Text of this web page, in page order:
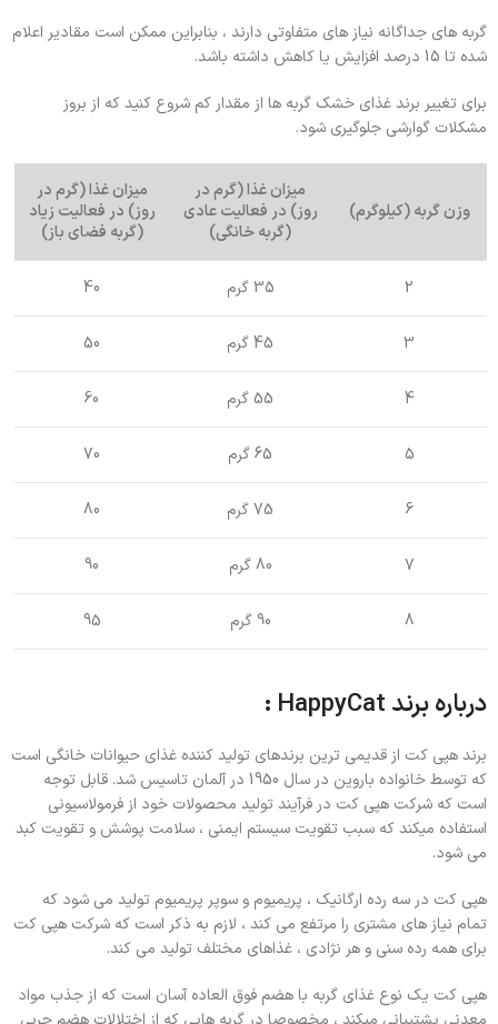
گربه های جداگانه نیاز های متفاوتی دارند ، بنابراین ممکن است مقادیر اعلام
شده تا 15 درصد افزایش یا کاهش داشته باشد.
برای تغییر برند غذای خشک گربه ها از مقدار کم شروع کنید که از بروز
مشکلات گوارشی جلوگیری شود.
وزن گربه (کیلوگرم)
میزان غذا (گرم در
روز) در فعالیت عادی
(گربه خانگی)
میزان غذا (گرم در
روز) در فعالیت زیاد
(گربه فضای باز)
2 35 گرم 40
3 45 گرم 50
4 55 گرم 60
5 65 گرم 70
6 75 گرم 80
7 80 گرم 90
8 90 گرم 95
درباره برند HappyCat :
برند هپی کت از قدیمی ترین برندهای تولید کننده غذای حیوانات خانگی است
که توسط خانواده باروین در سال 1950 در آلمان تاسیس شد. قابل توجه
است که شرکت هپی کت در فرآیند تولید محصولات خود از فرمولاسیونی
استفاده میکند که سبب تقویت سیستم ایمنی ، سلامت پوشش و تقویت کبد
می شود.
هپی کت در سه رده ارگانیک ، پریمیوم و سوپر پریمیوم تولید می شود که
تمام نیاز های مشتری را مرتفع می کند ، لازم به ذکر است که شرکت هپی کت
برای همه رده سنی و هر نژادی ، غذاهای مختلف تولید می کند.
هپی کت یک نوع غذای گربه با هضم فوق العاده آسان است که از جذب مواد